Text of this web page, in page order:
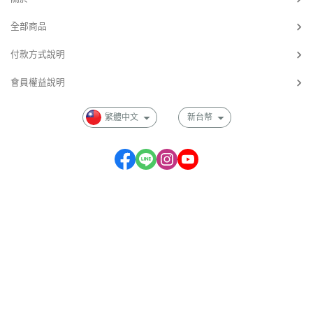
全部商品
付款方式說明
會員權益說明
繁體中文 新台幣